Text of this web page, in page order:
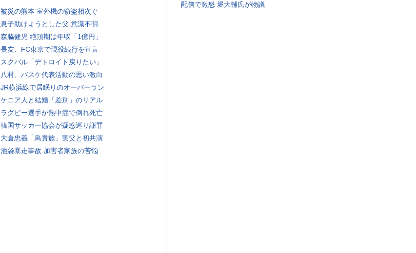
被災の熊本 室外機の窃盗相次ぐ
息子助けようとした父 意識不明
森脇健児 絶頂期は年収「1億円」
長友、FC東京で現役続行を宣言
スクバル「デトロイト戻りたい」
八村、バスケ代表活動の思い激白
JR横浜線で居眠りのオーバーラン
ケニア人と結婚「差別」のリアル
ラグビー選手が熱中症で倒れ死亡
韓国サッカー協会が疑惑巡り謝罪
大倉忠義「鳥貴族」実父と初共演
池袋暴走事故 加害者家族の苦悩
配信で激怒 堀大輔氏が物議